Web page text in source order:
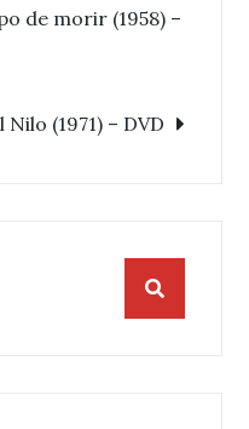
de morir (1958) –
(1971) – DVD